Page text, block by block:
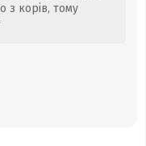
з корів, тому